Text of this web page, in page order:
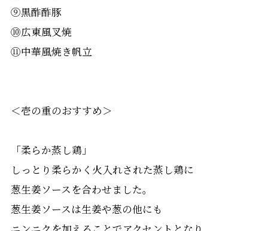
⑨黒酢酢豚
⑩広東風叉焼
⑪中華風焼き帆立
＜壱の重のおすすめ＞
「柔らか蒸し鶏」
しっとり柔らかく火入れされた蒸し鶏に
葱生姜ソースを合わせました。
葱生姜ソースは生姜や葱の他にも